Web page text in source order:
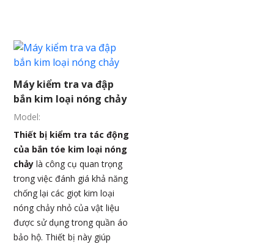
Máy kiểm tra va đập
bắn kim loại nóng chảy
Model:
Thiết bị kiểm tra tác động
của bắn tóe kim loại nóng
chảy là công cụ quan trọng
trong việc đánh giá khả năng
chống lại các giọt kim loại
nóng chảy nhỏ của vật liệu
được sử dụng trong quần áo
bảo hộ. Thiết bị này giúp